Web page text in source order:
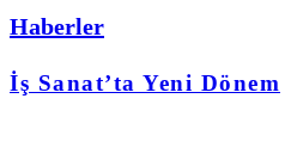
Haberler
İş Sanat’ta Yeni Dönem